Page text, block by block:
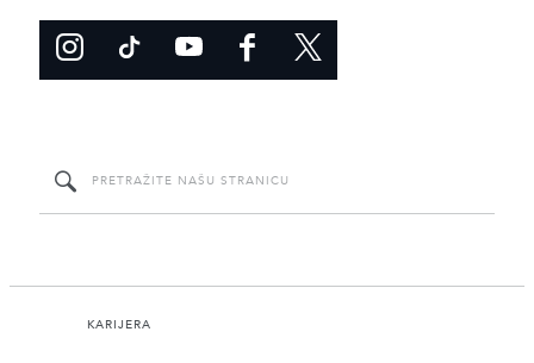
KARIJERA